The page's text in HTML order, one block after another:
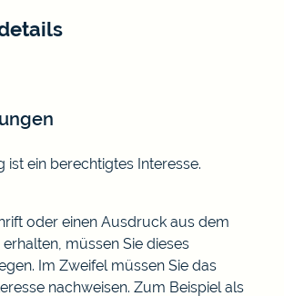
ist ein berechtigtes Interesse.
oder einen Ausdruck aus dem
müssen Sie dieses
Im Zweifel müssen Sie das
nachweisen. Zum Beispiel als